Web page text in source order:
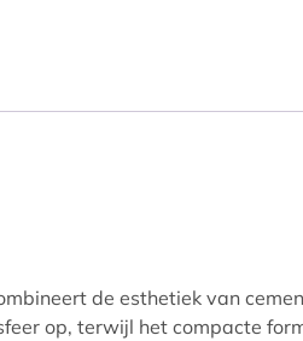
de esthetiek van
op, terwijl het compacte